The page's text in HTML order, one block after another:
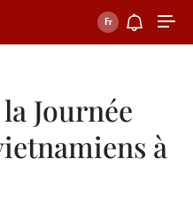
Journée
à